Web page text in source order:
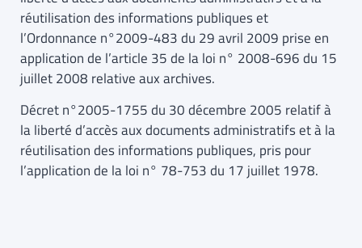
réutilisation des informations publiques et
l’Ordonnance n°2009-483 du 29 avril 2009 prise en
application de l’article 35 de la loi n° 2008-696 du 15
juillet 2008 relative aux archives.
Décret n°2005-1755 du 30 décembre 2005 relatif à
la liberté d’accès aux documents administratifs et à la
réutilisation des informations publiques, pris pour
l’application de la loi n° 78-753 du 17 juillet 1978.